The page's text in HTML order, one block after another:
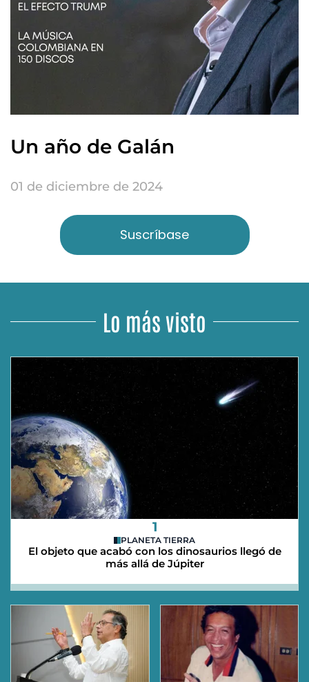
Un año de Galán
01 de diciembre de 2024
Suscríbase
Lo más visto
1
PLANETA TIERRA
El objeto que acabó con los dinosaurios llegó de
más allá de Júpiter